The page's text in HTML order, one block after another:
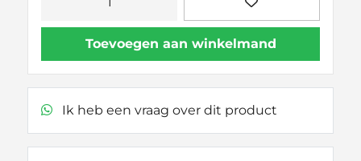
145146
Toevoegen aan winkelmand
Ik heb een vraag over dit product